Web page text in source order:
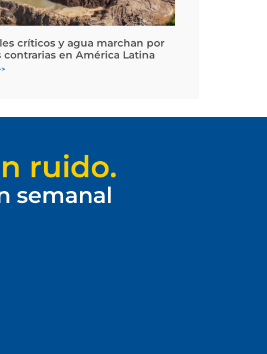
críticos y agua marchan por
contrarias en América Latina
ruido.
semanal